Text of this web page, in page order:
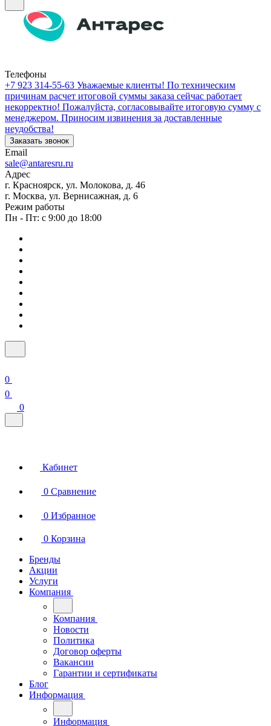
Телефоны
+7 923 314-55-63 Уважаемые клиенты! По техническим
причинам расчет итоговой суммы заказа сейчас работает
некорректно! Пожалуйста, согласовывайте итоговую сумму с
менеджером. Приносим извинения за доставленные
неудобства!
Заказать звонок
Email
sale@antaresru.ru
Адрес
г. Красноярск, ул. Молокова, д. 46
г. Москва, ул. Вернисажная, д. 6
Режим работы
Пн - Пт: с 9:00 до 18:00
0
0
0
Кабинет
0 Сравнение
0 Избранное
0 Корзина
Бренды
Акции
Услуги
Компания
Компания
Новости
Политика
Договор оферты
Вакансии
Гарантии и сертификаты
Блог
Информация
Информация